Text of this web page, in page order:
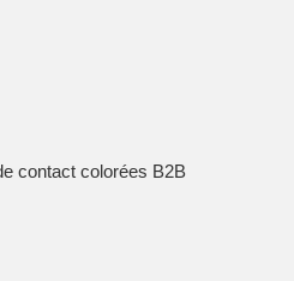
contact colorées B2B